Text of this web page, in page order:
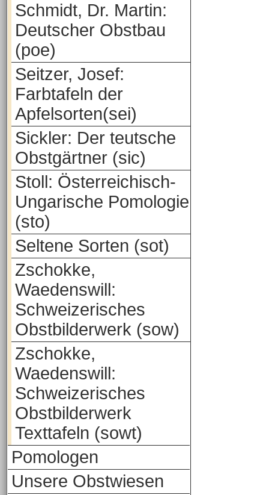
Schmidt, Dr. Martin:
Deutscher Obstbau
(poe)
Seitzer, Josef:
Farbtafeln der
Apfelsorten(sei)
Sickler: Der teutsche
Obstgärtner (sic)
Stoll: Österreichisch-
Ungarische Pomologie
(sto)
Seltene Sorten (sot)
Zschokke,
Waedenswill:
Schweizerisches
Obstbilderwerk (sow)
Zschokke,
Waedenswill:
Schweizerisches
Obstbilderwerk
Texttafeln (sowt)
Pomologen
Unsere Obstwiesen